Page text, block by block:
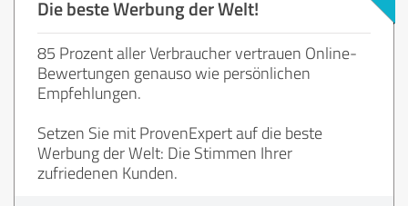
Die beste Werbung der Welt!
85 Prozent aller Verbraucher vertrauen Online-
Bewertungen genauso wie persönlichen
Empfehlungen.
Setzen Sie mit ProvenExpert auf die beste
Werbung der Welt: Die Stimmen Ihrer
zufriedenen Kunden.